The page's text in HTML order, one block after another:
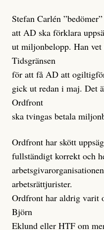
Stefan Carlén ”bedömer”
att AD ska förklara
ut miljonbelopp. Han
Tidsgränsen
för att få AD att
gick ut redan i maj. Det
Ordfront
ska tvingas betala
Ordfront har skött
fullständigt korrekt och
arbetsrättjurister.
Ordfront har aldrig varit
Björn
Eklund eller HTF om